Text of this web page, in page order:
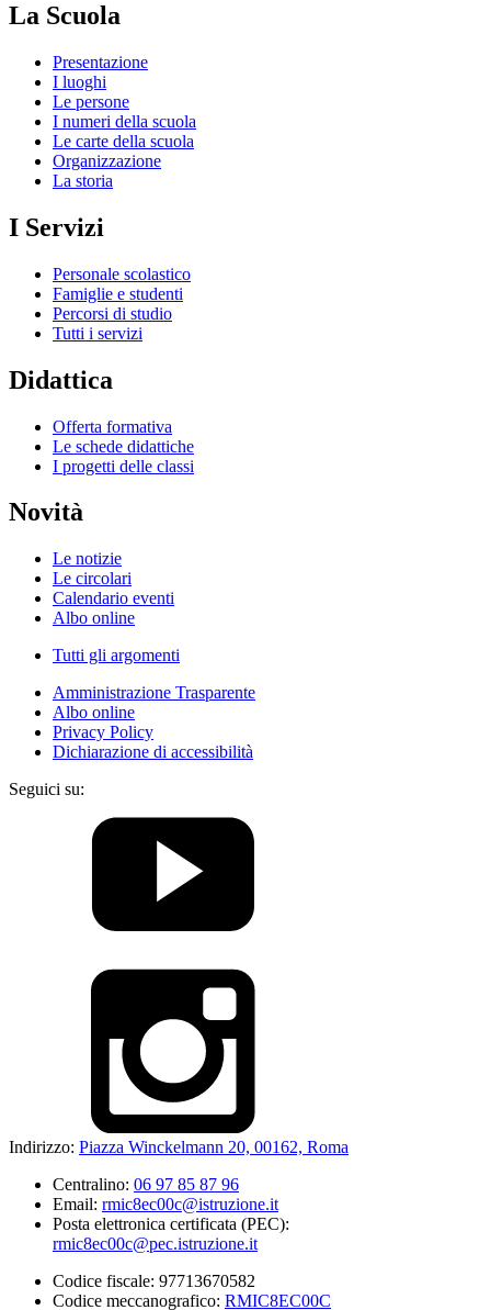
La Scuola
Presentazione
I luoghi
Le persone
I numeri della scuola
Le carte della scuola
Organizzazione
La storia
I Servizi
Personale scolastico
Famiglie e studenti
Percorsi di studio
Tutti i servizi
Didattica
Offerta formativa
Le schede didattiche
I progetti delle classi
Novità
Le notizie
Le circolari
Calendario eventi
Albo online
Tutti gli argomenti
Amministrazione Trasparente
Albo online
Privacy Policy
Dichiarazione di accessibilità
Seguici su:
Indirizzo: Piazza Winckelmann 20, 00162, Roma
Centralino: 06 97 85 87 96
Email: rmic8ec00c@istruzione.it
Posta elettronica certificata (PEC):
rmic8ec00c@pec.istruzione.it
Codice fiscale: 97713670582
Codice meccanografico: RMIC8EC00C